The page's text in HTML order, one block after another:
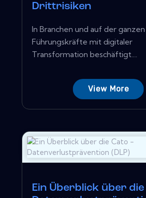
Drittrisiken
In Branchen und auf der
Führungskräfte mit digitaler
Transformation beschäftigt....
View More
Ein Überblick über die